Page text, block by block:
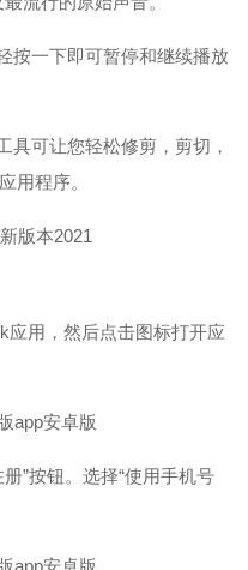
按一下即可暂停和继续播放
具可让您轻松修剪，剪切，
用程序。
应用，然后点击图标打开应
”按钮。选择“使用手机号